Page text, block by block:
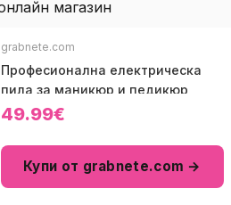
grabnete.com
Професионална електрическа
пила за маникюр и педикюр
49.99€
Купи от grabnete.com →